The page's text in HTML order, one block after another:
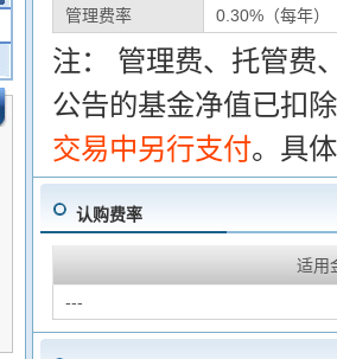
管理费率 0.30%（每年）
注： 管理费、托管费
公告的基金净值已扣
交易中另行支付。具
认购费率
适用
---